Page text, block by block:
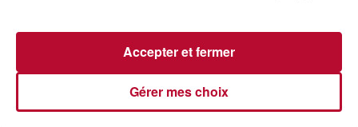
Gérer mes choix
Accepter et fermer